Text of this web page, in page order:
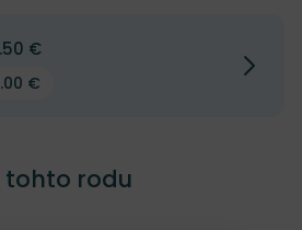
€
€
tohto rodu